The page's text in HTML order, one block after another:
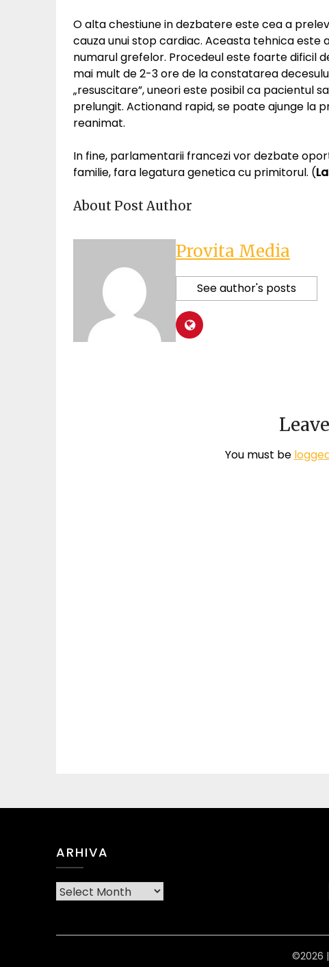
O alta chestiune in dezbatere este cea a
cauza unui stop cardiac. Aceasta tehnica
numarul grefelor. Procedeul este foarte dificil
mai mult de 2-3 ore de la constatarea
„resuscitare”, uneori este posibil ca pacientul
prelungit. Actionand rapid, se poate ajunge la
reanimat.
In fine, parlamentarii francezi vor dezbate
familie, fara legatura genetica cu primitorul. (
About Post Author
Provita Media
See author's posts
You must be
ARHIVA
Arhiva
©2026